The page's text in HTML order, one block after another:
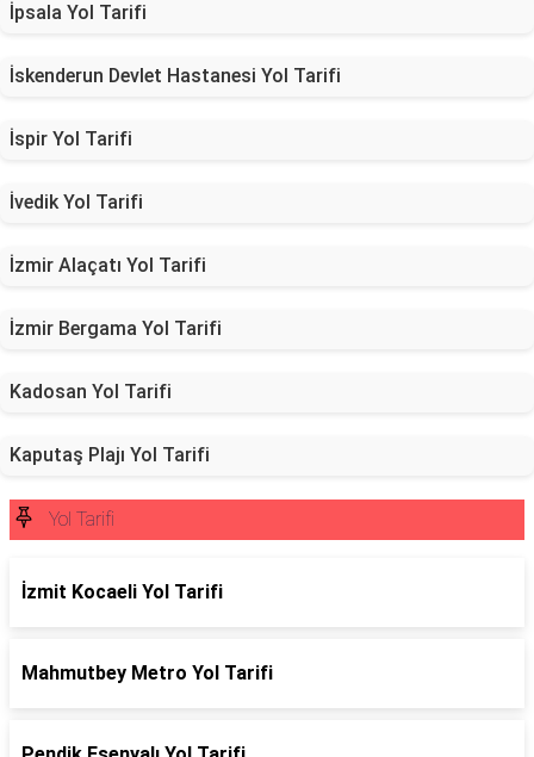
İpsala Yol Tarifi
İskenderun Devlet Hastanesi Yol Tarifi
İspir Yol Tarifi
İvedik Yol Tarifi
İzmir Alaçatı Yol Tarifi
İzmir Bergama Yol Tarifi
Kadosan Yol Tarifi
Kaputaş Plajı Yol Tarifi
Yol Tarifi
İzmit Kocaeli Yol Tarifi
Mahmutbey Metro Yol Tarifi